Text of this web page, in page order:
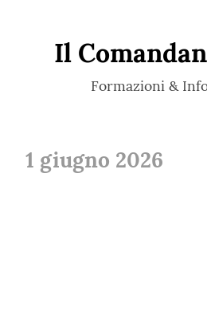
Il
Formazioni &
1 giugno 2026